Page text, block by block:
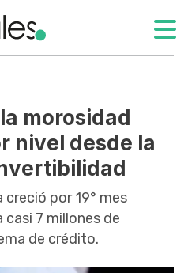
morosidad
nivel desde la
creció por 19° mes
7 millones de
de crédito.